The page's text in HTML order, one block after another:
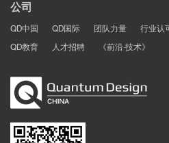
公司
QD中国 QD国际 团队力量 行业认
QD教育
人才招聘 《前沿·技术》